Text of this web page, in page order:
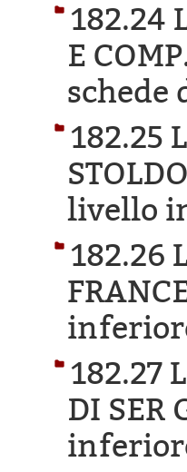
182.24
E
182.25
livello
182.26
182.27
DI SER